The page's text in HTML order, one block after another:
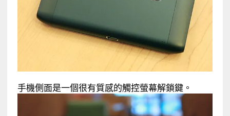
手機側面是一個很有質感的觸控螢幕解鎖鍵。